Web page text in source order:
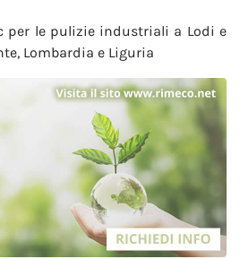
per le pulizie industriali a Lodi e
Lombardia e Liguria